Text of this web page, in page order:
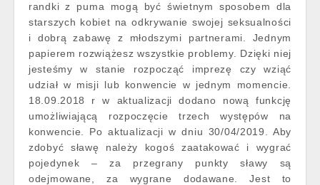
randki z puma mogą być świetnym sposobem dla
starszych kobiet na odkrywanie swojej seksualności
i dobrą zabawę z młodszymi partnerami. Jednym
papierem rozwiążesz wszystkie problemy. Dzięki niej
jesteśmy w stanie rozpocząć imprezę czy wziąć
udział w misji lub konwencie w jednym momencie.
18.09.2018 r w aktualizacji dodano nową funkcję
umożliwiającą rozpoczęcie trzech występów na
konwencie. Po aktualizacji w dniu 30/04/2019. Aby
zdobyć sławę należy kogoś zaatakować i wygrać
pojedynek – za przegrany punkty sławy są
odejmowane, za wygrane dodawane. Jest to